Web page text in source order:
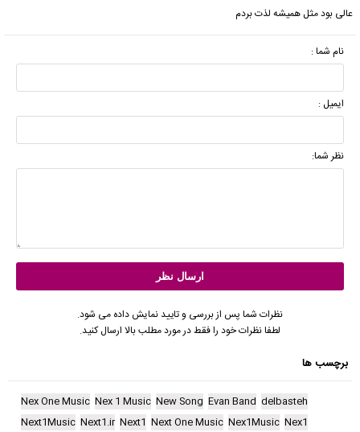
عالی بود مثل همیشه لذت بردم
نام شما :
ایمیل :
نظر شما:
نظرات شما پس از بررسی و تایید نمایش داده می شود.
لطفا نظرات خود را فقط در مورد مطلب بالا ارسال کنید.
برچسب ها
delbasteh
Evan Band
New Song
Nex 1 Music
Nex One Music
Nex1
Nex1Music
Next One Music
Next1
Next1.ir
Next1Music